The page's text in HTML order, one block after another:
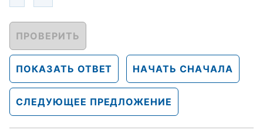
ПРОВЕРИТЬ
ПОКАЗАТЬ ОТВЕТ НАЧАТЬ СНАЧАЛА
СЛЕДУЮЩЕЕ ПРЕДЛОЖЕНИЕ